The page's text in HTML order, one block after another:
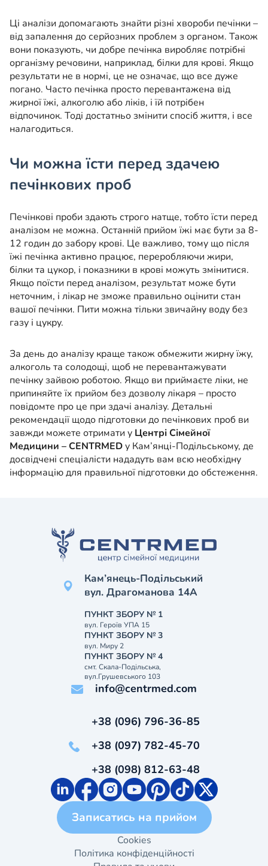
Ці аналізи допомагають знайти різні хвороби печінки –
від запалення до серйозних проблем з органом. Також
вони показують, чи добре печінка виробляє потрібні
організму речовини, наприклад, білки для крові. Якщо
результати не в нормі, це не означає, що все дуже
погано. Часто печінка просто перевантажена від
жирної їжі, алкоголю або ліків, і їй потрібен
відпочинок. Тоді достатньо змінити спосіб життя, і все
налагодиться.
Чи можна їсти перед здачею
печінкових проб
Печінкові проби здають строго натще, тобто їсти перед
аналізом не можна. Останній прийом їжі має бути за 8-
12 годин до забору крові. Це важливо, тому що після
їжі печінка активно працює, переробляючи жири,
білки та цукор, і показники в крові можуть змінитися.
Якщо поїсти перед аналізом, результат може бути
неточним, і лікар не зможе правильно оцінити стан
вашої печінки. Пити можна тільки звичайну воду без
газу і цукру.
За день до аналізу краще також обмежити жирну їжу,
алкоголь та солодощі, щоб не перевантажувати
печінку зайвою роботою. Якщо ви приймаєте ліки, не
припиняйте їх прийом без дозволу лікаря – просто
повідомте про це при здачі аналізу. Детальні
рекомендації щодо підготовки до печінкових проб ви
завжди можете отримати у Центрі Сімейної
Медицини – CENTRMEDу Кам’янці-Подільському, де
досвідчені спеціалісти нададуть вам всю необхідну
інформацію для правильної підготовки до обстеження.
Кам’янець-Подільський
вул. Драгоманова 14А
ПУНКТ ЗБОРУ № 1
вул. Героїв УПА 15
ПУНКТ ЗБОРУ № 3
вул. Миру 2
ПУНКТ ЗБОРУ № 4
смт. Скала-Подільська,
вул.Грушевського 103
info@centrmed.com
+38 (096) 796-36-85
+38 (097) 782-45-70
+38 (098) 812-63-48
Записатись на прийом
Cookies
Політика конфіденційності